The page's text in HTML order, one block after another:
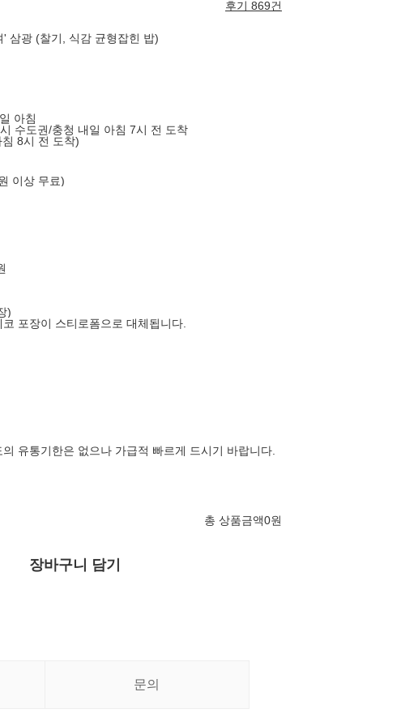
후기 869건
삼광 (찰기, 식감 균형잡힌 밥)
아침
수도권/충청 내일 아침 7시 전 도착
8시 전 도착)
이상 무료)
)
포장이 스티로폼으로 대체됩니다.
유통기한은 없으나 가급적 빠르게 드시기 바랍니다.
총 상품금액0원
장바구니 담기
문의